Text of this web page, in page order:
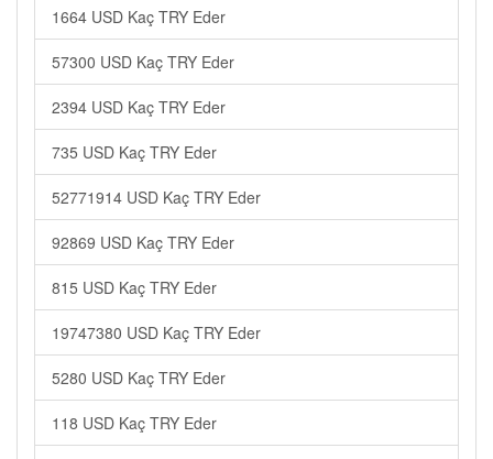
1664 USD Kaç TRY Eder
57300 USD Kaç TRY Eder
2394 USD Kaç TRY Eder
735 USD Kaç TRY Eder
52771914 USD Kaç TRY Eder
92869 USD Kaç TRY Eder
815 USD Kaç TRY Eder
19747380 USD Kaç TRY Eder
5280 USD Kaç TRY Eder
118 USD Kaç TRY Eder